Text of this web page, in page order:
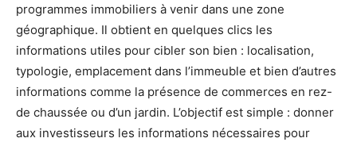
programmes immobiliers à venir dans une zone
géographique. Il obtient en quelques clics les
informations utiles pour cibler son bien : localisation,
typologie, emplacement dans l’immeuble et bien d’autres
informations comme la présence de commerces en rez-
de chaussée ou d’un jardin. L’objectif est simple : donner
aux investisseurs les informations nécessaires pour